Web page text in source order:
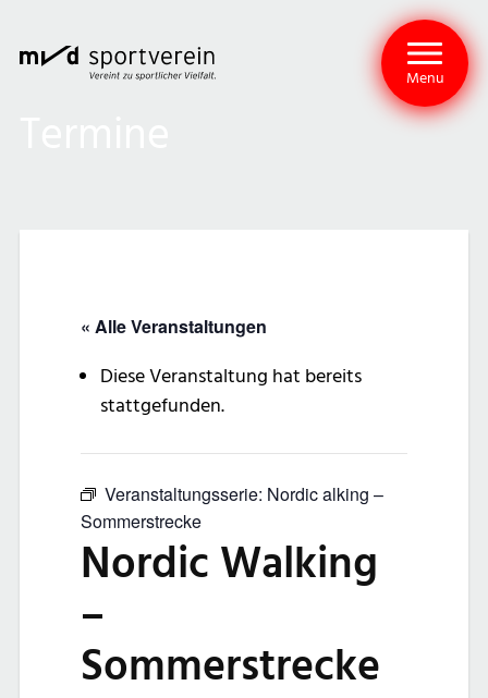
Menu
« Alle Veranstaltungen
Diese Veranstaltung hat bereits
stattgefunden.
Veranstaltungsserie: Nordic alking –
Sommerstrecke
Nordic Walking
–
Sommerstrecke